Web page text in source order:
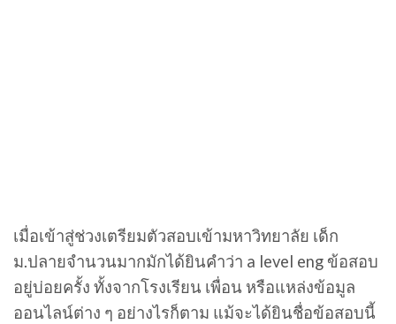
เมื่อเข้าสู่ช่วงเตรียมตัวสอบเข้ามหาวิทยาลัย เด็ก
ม.ปลายจำนวนมากมักได้ยินคำว่า a level eng ข้อสอบ
อยู่บ่อยครั้ง ทั้งจากโรงเรียน เพื่อน หรือแหล่งข้อมูล
ออนไลน์ต่าง ๆ อย่างไรก็ตาม แม้จะได้ยินชื่อข้อสอบนี้